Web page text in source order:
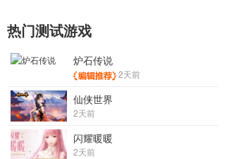
热门测试游戏
炉石传说
2天前
仙侠世界
2天前
闪耀暖暖
2天前